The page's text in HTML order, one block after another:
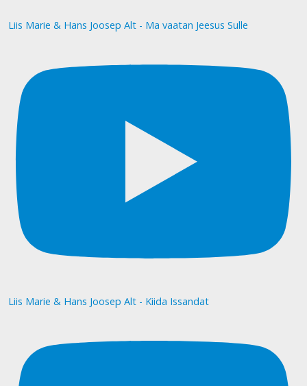
Liis Marie & Hans Joosep Alt - Ma vaatan Jeesus Sulle
Liis Marie & Hans Joosep Alt - Kiida Issandat